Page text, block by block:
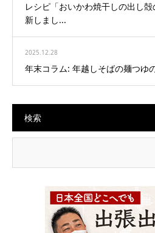
レシピ「おいかわ焼干しの出し
新しまし...
2025.12.28
年末コラム: 年越しそばの麺つゆ
検索